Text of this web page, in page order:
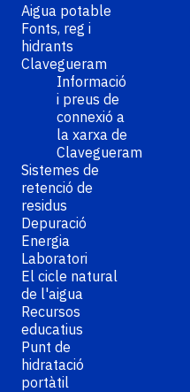
Aigua potable
Fonts, reg i
hidrants
Clavegueram
Informació
i preus de
connexió a
la xarxa de
Clavegueram
Sistemes de
retenció de
residus
Depuració
Energia
Laboratori
El cicle natural
de l'aigua
Recursos
educatius
Punt de
hidratació
portàtil